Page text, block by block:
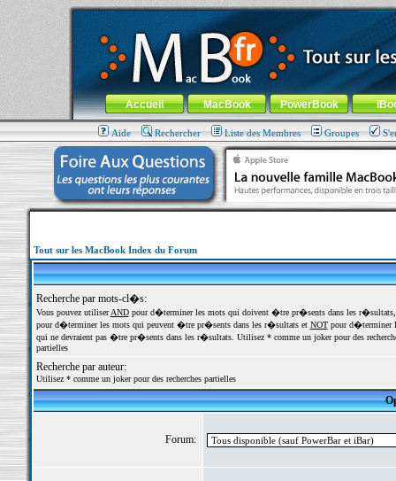
MacBook-fr.com : 100% Apple... 100% nomade !
Aller au contenu-Aller au menu général-Aller au menu de
Menu général
Accueil MacBook PowerBook
Aide Rechercher Liste des Membres Groupes
Tout sur les MacBook Index du Forum
Recherche par mots-cl�s:
Vous pouvez utiliserANDpour d�terminer les mots qui doivent �tre pr�sents dans les
pour d�terminer les mots qui peuvent �tre pr�sents dans les r�sultats et NOTpour d�terminer
qui ne devraient pas �tre pr�sents dans les r�sultats. Utilisez * comme un joker pour des
partielles
Recherche par auteur:
Utilisez * comme un joker pour des recherches partielles
Forum: